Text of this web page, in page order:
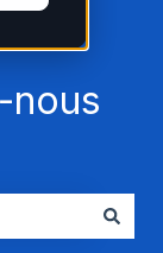
nous